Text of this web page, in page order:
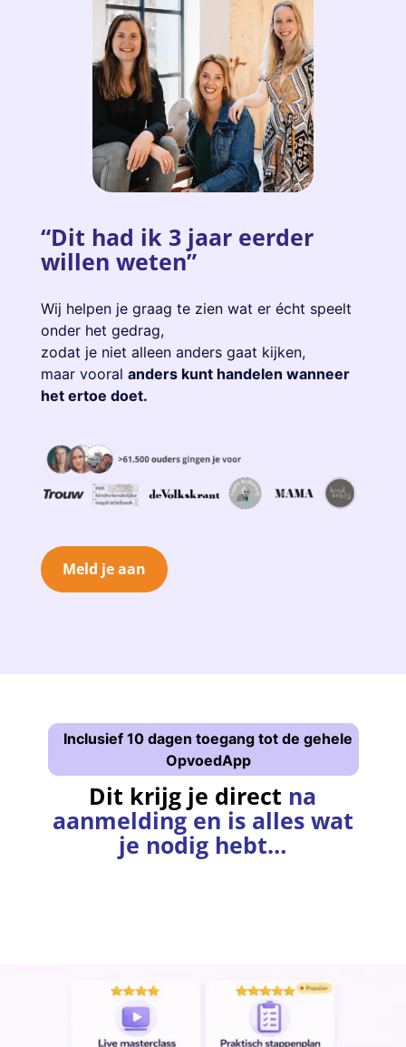
“Dit had ik 3 jaar eerder
willen weten”
Wij helpen je graag te zien wat er écht speelt
onder het gedrag,
zodat je niet alleen anders gaat kijken,
maar vooral anders kunt handelen wanneer
het ertoe doet.
Meld je aan
Inclusief 10 dagen toegang tot de gehele
OpvoedApp
Dit krijg je direct na
aanmelding en is alles wat
je nodig hebt…